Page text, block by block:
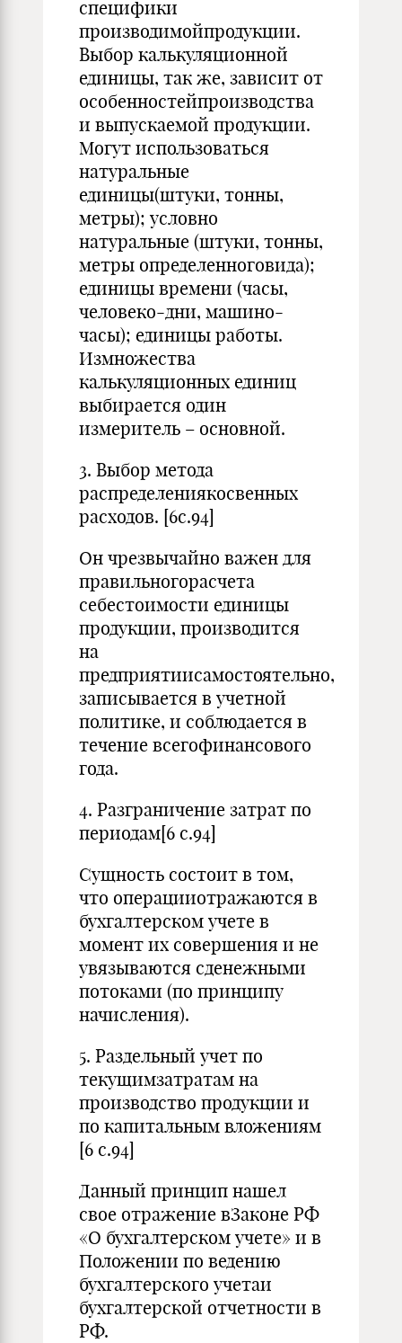
специфики
производимойпродукции.
Выбор калькуляционной
единицы, так же, зависит от
особенностейпроизводства
и выпускаемой продукции.
Могут использоваться
натуральные
единицы(штуки, тонны,
метры); условно
натуральные (штуки, тонны,
метры определенноговида);
единицы времени (часы,
человеко-дни, машино-
часы); единицы работы.
Измножества
калькуляционных единиц
выбирается один
измеритель – основной.
3. Выбор метода
распределениякосвенных
расходов. [6с.94]
Он чрезвычайно важен для
правильногорасчета
себестоимости единицы
продукции, производится
на
предприятиисамостоятельно,
записывается в учетной
политике, и соблюдается в
течение всегофинансового
года.
4. Разграничение затрат по
периодам[6 с.94]
Сущность состоит в том,
что операцииотражаются в
бухгалтерском учете в
момент их совершения и не
увязываются сденежными
потоками (по принципу
начисления).
5. Раздельный учет по
текущимзатратам на
производство продукции и
по капитальным вложениям
[6 с.94]
Данный принцип нашел
свое отражение вЗаконе РФ
«О бухгалтерском учете» и в
Положении по ведению
бухгалтерского учетаи
бухгалтерской отчетности в
РФ.